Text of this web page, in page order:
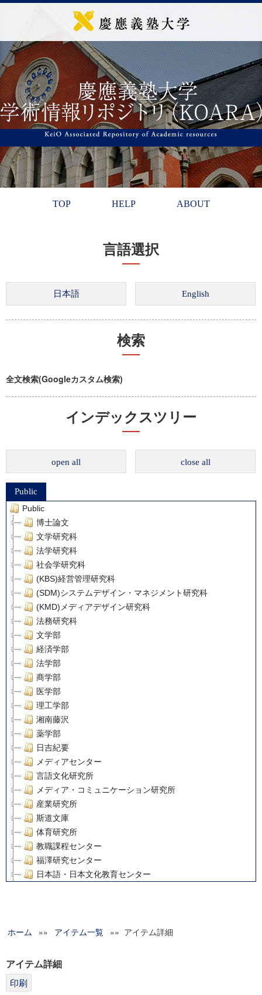
TOP HELP ABOUT
言語選択
検索
全文検索(Googleカスタム検索)
インデックスツリー
open all close all
Public
Public
博士論文
文学研究科
法学研究科
社会学研究科
(KBS)経営管理研究科
(SDM)システムデザイン・マネジメント研究科
(KMD)メディアデザイン研究科
法務研究科
文学部
経済学部
法学部
商学部
医学部
理工学部
湘南藤沢
薬学部
日吉紀要
メディアセンター
言語文化研究所
メディア・コミュニケーション研究所
産業研究所
斯道文庫
体育研究所
教職課程センター
福澤研究センター
日本語・日本文化教育センター
グローバルリサーチインスティテュート
科学研究費補助金研究成果報告書
ホーム »» アイテム一覧 »» アイテム詳細
アイテム詳細